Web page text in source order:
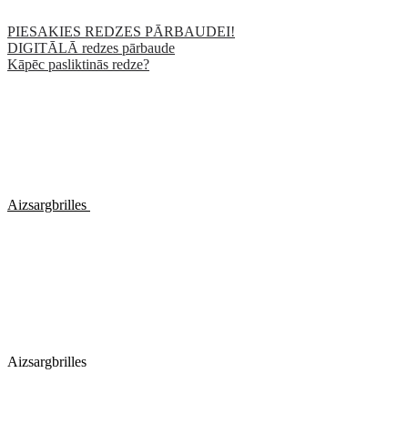
PIESAKIES REDZES PĀRBAUDEI!
DIGITĀLĀ redzes pārbaude
Kāpēc pasliktinās redze?
Aizsargbrilles
Aizsargbrilles